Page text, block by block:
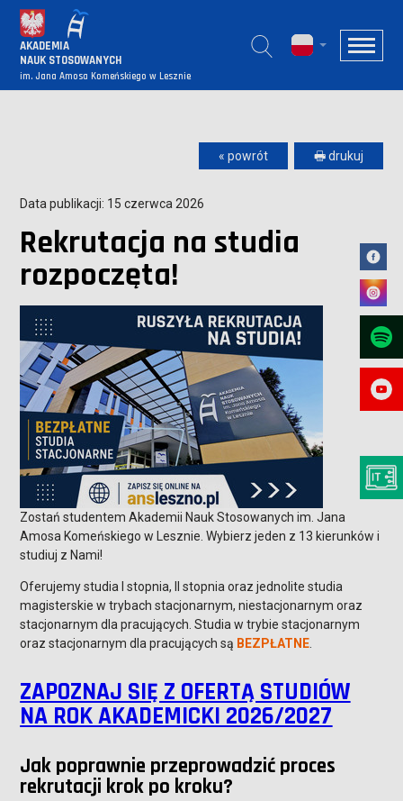
AKADEMIA
NAUK STOSOWANYCH
im. Jana Amosa Komeńskiego w Lesznie
« powrót 🖶 drukuj
Data publikacji: 15 czerwca 2026
Rekrutacja na studia
rozpoczęta!
Zostań studentem Akademii Nauk Stosowanych im. Jana
Amosa Komeńskiego w Lesznie. Wybierz jeden z 13 kierunków i
studiuj z Nami!
Oferujemy studia I stopnia, II stopnia oraz jednolite studia
magisterskie w trybach stacjonarnym, niestacjonarnym oraz
stacjonarnym dla pracujących. Studia w trybie stacjonarnym
oraz stacjonarnym dla pracujących są BEZPŁATNE
ZAPOZNAJ SIĘ Z OFERTĄ STUDIÓW
NA ROK AKADEMICKI 2026/2027
Jak poprawnie przeprowadzić proces
rekrutacji krok po kroku?